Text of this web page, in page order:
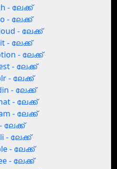
- ലേക്ക്
- ലേക്ക്
- ലേക്ക്
- ലേക്ക്
- ലേക്ക്
- ലേക്ക്
- ലേക്ക്
- ലേക്ക്
- ലേക്ക്
- ലേക്ക്
ലേക്ക്
- ലേക്ക്
- ലേക്ക്
- ലേക്ക്